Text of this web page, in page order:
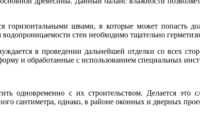
горизонтальными швами, в которые может попасть
стен необходимо тщательно
в проведении дальнейшей отделки со всех
и обработанные с использованием специальных
одновременно с их строительством. Делается
сантиметра, однако, в районе оконных и дверных